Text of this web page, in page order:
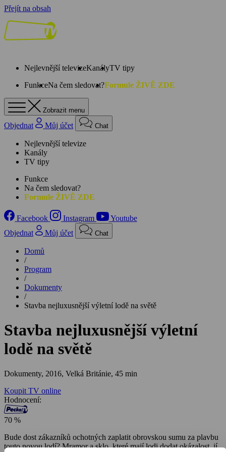
Přejít na obsah
Nejlevnější televizeKanályTV tipy
FunkceNa čem sledovat?Formule ŽIVĚ ZDE
Zobrazit menu
Objednat Můj účet Chat
Nejlevnější televize
Kanály
TV tipy
Funkce
Na čem sledovat?
Formule ŽIVĚ ZDE
Facebook Instagram
Youtube
Objednat
Můj účet Chat
Domů
/
Program
/
Dokumenty
/
Stavba nejluxusnější výletní lodě na světě
Stavba nejluxusnější výletní
lodě na světě
Dokumenty, 2016, Velká Británie, 45 min
Koupit TV online
Hodnocení:
70 %
Bude dost zákazníků ochotných zaplatit obrovskou sumu za plavbu
touto novou lodí? Mramor a sklo, které mají lodi dodat okázalost, jí